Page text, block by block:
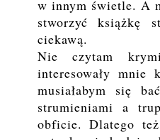
w innym świetle. A
stworzyć książkę
ciekawą.
Nie czytam
interesowały mnie
musiałabym się
strumieniami a
obficie. Dlatego